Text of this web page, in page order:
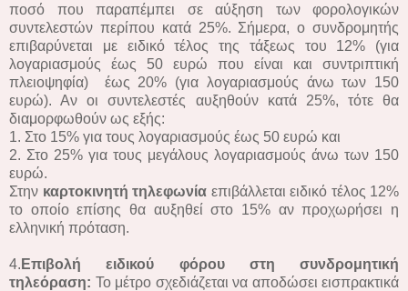
ποσό που παραπέμπει σε αύξηση των φορολογικών
συντελεστών περίπου κατά 25%. Σήμερα, ο συνδρομητής
επιβαρύνεται με ειδικό τέλος της τάξεως του 12% (για
λογαριασμούς έως 50 ευρώ που είναι και συντριπτική
πλειοψηφία) έως 20% (για λογαριασμούς άνω των 150
ευρώ). Αν οι συντελεστές αυξηθούν κατά 25%, τότε θα
διαμορφωθούν ως εξής:
1. Στο 15% για τους λογαριασμούς έως 50 ευρώ και
2. Στο 25% για τους μεγάλους λογαριασμούς άνω των 150
ευρώ.
Στην καρτοκινητή τηλεφωνία επιβάλλεται ειδικό τέλος 12%
το οποίο επίσης θα αυξηθεί στο 15% αν προχωρήσει η
ελληνική πρόταση.
4. Επιβολή ειδικού φόρου στη συνδρομητική
τηλεόραση: Το μέτρο σχεδιάζεται να αποδώσει εισπρακτικά